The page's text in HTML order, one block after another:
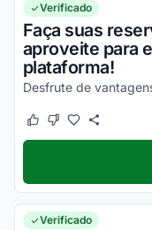
Verificado
Faça suas
aproveite para
plataforma!
Este cupom funcionou
Este cupom não
Verificado